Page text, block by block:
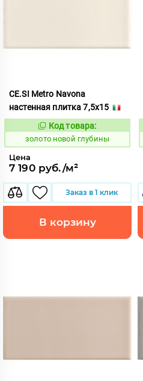
CE.SI Metro Navona
настенная плитка 7,5x15
523767
Код товара:
золото новой глубины
Цена
7 190 руб./м²
Заказ в 1 клик
В корзину